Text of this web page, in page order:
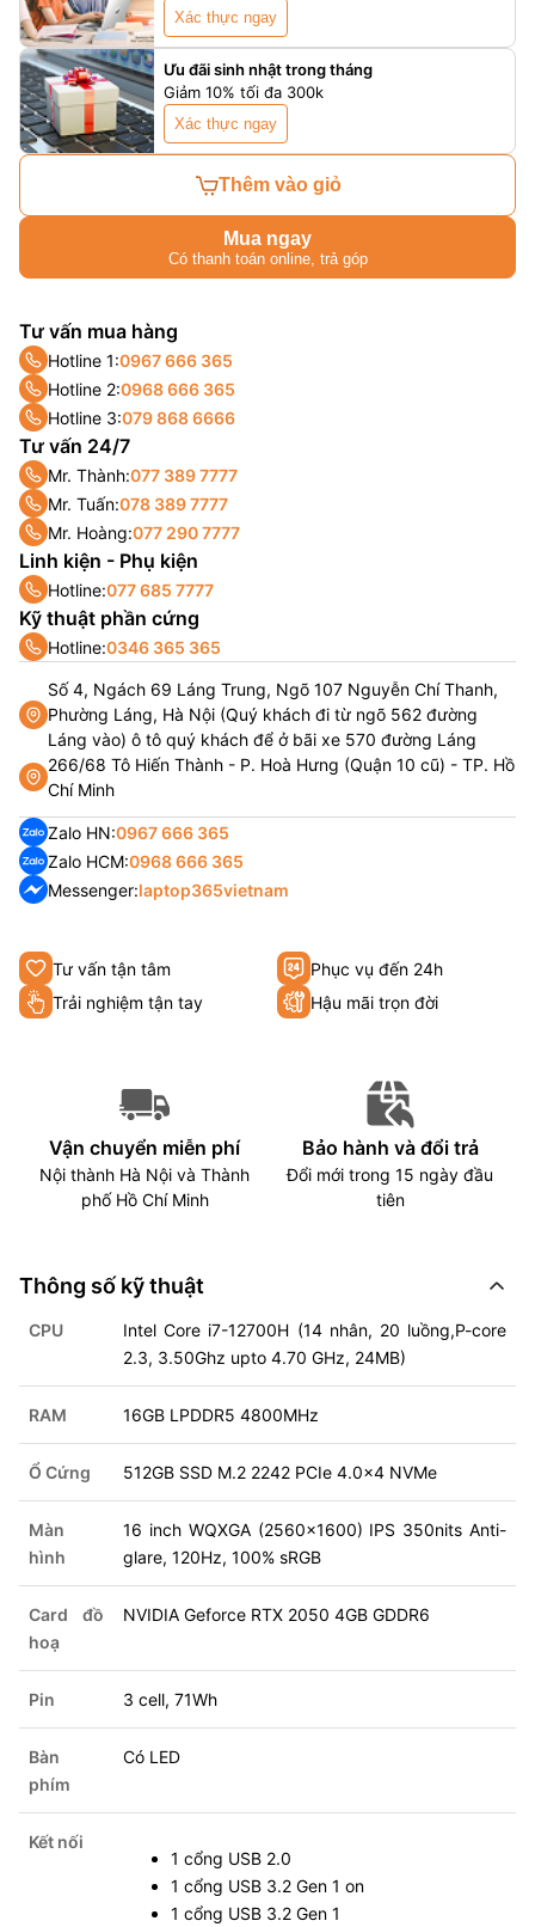
Tư vấn tận tâm
Phục vụ đến 24h
Trải nghiệm tận tay
Hậu mãi trọn đời
Vận chuyển miễn phí
Nội thành Hà Nội và Thành
phố Hồ Chí Minh
Bảo hành và đổi trả
Đổi mới trong 15 ngày đầu
tiên
Thông số kỹ thuật
CPU
Intel Core i7-12700H (14 nhân, 20 luồng,P-core
2.3, 3.50Ghz upto 4.70 GHz, 24MB)
RAM 16GB LPDDR5 4800MHz
Ổ Cứng 512GB SSD M.2 2242 PCIe 4.0x4 NVMe
Màn
hình
16 inch WQXGA (2560x1600) IPS 350nits Anti-
glare, 120Hz, 100% sRGB
Card đồ
hoạ
NVIDIA Geforce RTX 2050 4GB GDDR6
Pin 3 cell, 71Wh
Bàn
phím
Có LED
Kết nối
1 cổng USB 2.0
1 cổng USB 3.2 Gen 1 on
1 cổng USB 3.2 Gen 1
Xác thực ngay
Ưu đãi sinh nhật trong tháng
Giảm 10% tối đa 300k
Xác thực ngay
Thêm vào giỏ
Mua ngay
Có thanh toán online, trả góp
Tư vấn mua hàng
Hotline 1:0967 666 365
Hotline 2:0968 666 365
Hotline 3:079 868 6666
Tư vấn 24/7
Mr. Thành:077 389 7777
Mr. Tuấn:078 389 7777
Mr. Hoàng:077 290 7777
Linh kiện - Phụ kiện
Hotline:077 685 7777
Kỹ thuật phần cứng
Hotline:0346 365 365
Số 4, Ngách 69 Láng Trung, Ngõ 107 Nguyễn Chí Thanh,
Phường Láng, Hà Nội (Quý khách đi từ ngõ 562 đường
Láng vào) ô tô quý khách để ở bãi xe 570 đường Láng
266/68 Tô Hiến Thành - P. Hoà Hưng (Quận 10 cũ) - TP. Hồ
Chí Minh
Zalo HN:0967 666 365
Zalo HCM:0968 666 365
Messenger:laptop365vietnam